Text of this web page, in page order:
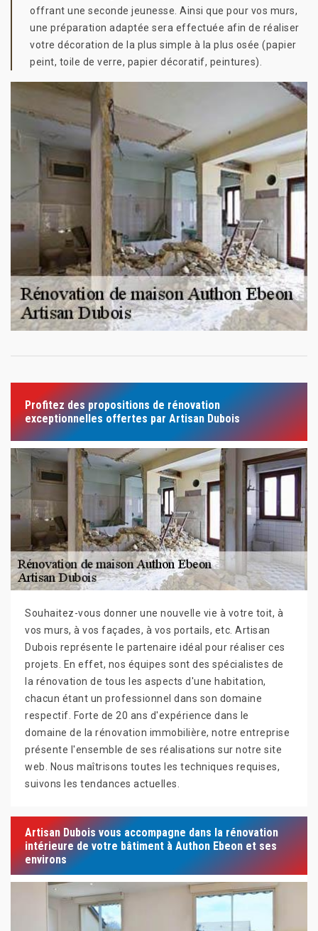
offrant une seconde jeunesse. Ainsi que pour vos murs,
une préparation adaptée sera effectuée afin de réaliser
votre décoration de la plus simple à la plus osée (papier
peint, toile de verre, papier décoratif, peintures).
Profitez des propositions de rénovation
exceptionnelles offertes par Artisan Dubois
Souhaitez-vous donner une nouvelle vie à votre toit, à
vos murs, à vos façades, à vos portails, etc. Artisan
Dubois représente le partenaire idéal pour réaliser ces
projets. En effet, nos équipes sont des spécialistes de
la rénovation de tous les aspects d'une habitation,
chacun étant un professionnel dans son domaine
respectif. Forte de 20 ans d'expérience dans le
domaine de la rénovation immobilière, notre entreprise
présente l'ensemble de ses réalisations sur notre site
web. Nous maîtrisons toutes les techniques requises,
suivons les tendances actuelles.
Artisan Dubois vous accompagne dans la rénovation
intérieure de votre bâtiment à Authon Ebeon et ses
environs